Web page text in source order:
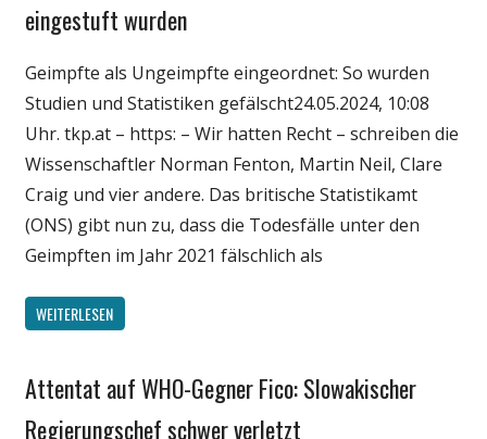
Wissenschaft
eingestuft wurden
Geimpfte als Ungeimpfte eingeordnet: So wurden
Studien und Statistiken gefälscht24.05.2024, 10:08
Uhr. tkp.at – https: – Wir hatten Recht – schreiben die
Wissenschaftler Norman Fenton, Martin Neil, Clare
Craig und vier andere. Das britische Statistikamt
(ONS) gibt nun zu, dass die Todesfälle unter den
Geimpften im Jahr 2021 fälschlich als
WEITERLESEN
Gesellschaft
Medien
Attentat auf WHO-Gegner Fico: Slowakischer
Regierungschef schwer verletzt